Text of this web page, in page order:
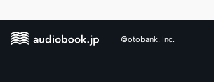
©otobank, Inc.